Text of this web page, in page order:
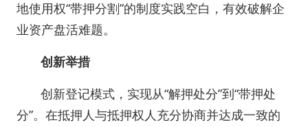
地使用权“带押分割”的制度实践空白，有效破解企
业资产盘活难题。
创新举措
创新登记模式，实现从“解押处分”到“带押处
分”。在抵押人与抵押权人充分协商并达成一致的